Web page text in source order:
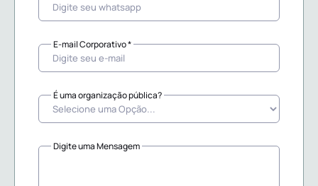
E-mail Corporativo *
É uma organização pública?
Digite uma Mensagem